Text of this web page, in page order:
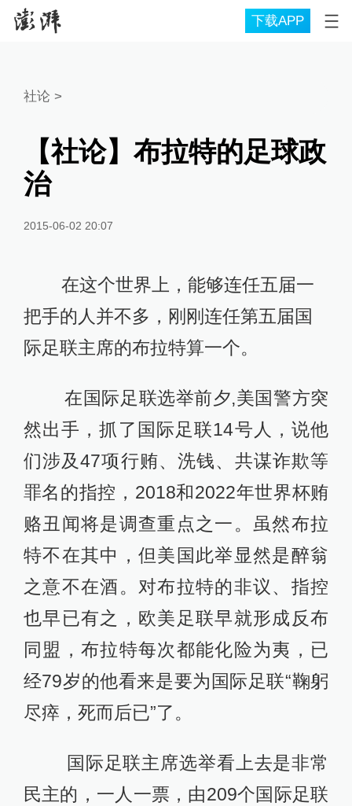
下载APP
社论 >
【社论】布拉特的足球政
治
2015-06-02 20:07
在这个世界上，能够连任五届一
把手的人并不多，刚刚连任第五届国
际足联主席的布拉特算一个。
在国际足联选举前夕,美国警方突
然出手，抓了国际足联14号人，说他
们涉及47项行贿、洗钱、共谋诈欺等
罪名的指控，2018和2022年世界杯贿
赂丑闻将是调查重点之一。虽然布拉
特不在其中，但美国此举显然是醉翁
之意不在酒。对布拉特的非议、指控
也早已有之，欧美足联早就形成反布
同盟，布拉特每次都能化险为夷，已
经79岁的他看来是要为国际足联“鞠躬
尽瘁，死而后已”了。
国际足联主席选举看上去是非常
民主的，一人一票，由209个国际足联